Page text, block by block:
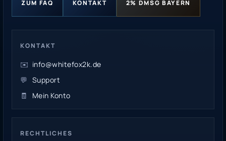
ZUM FAQ KONTAKT 2% DMSG BAYERN
KONTAKT
✉️ info@whitefox2k.de
💬 Support
🧾
Mein Konto
RECHTLICHES